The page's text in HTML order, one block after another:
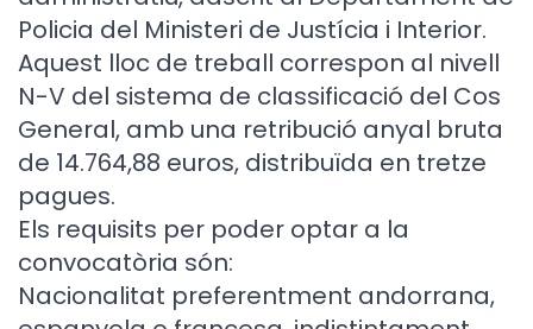
Policia del Ministeri de Justícia i Interior.
Aquest lloc de treball correspon al nivell
N-V del sistema de classificació del Cos
General, amb una retribució anyal bruta
de 14.764,88 euros, distribuïda en tretze
pagues.
Els requisits per poder optar a la
convocatòria són:
Nacionalitat preferentment andorrana,